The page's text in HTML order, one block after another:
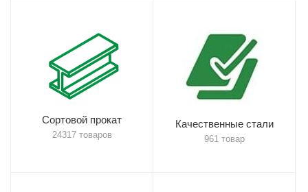
Сортовой прокат
24317 товаров
Качественные стали
961 товар